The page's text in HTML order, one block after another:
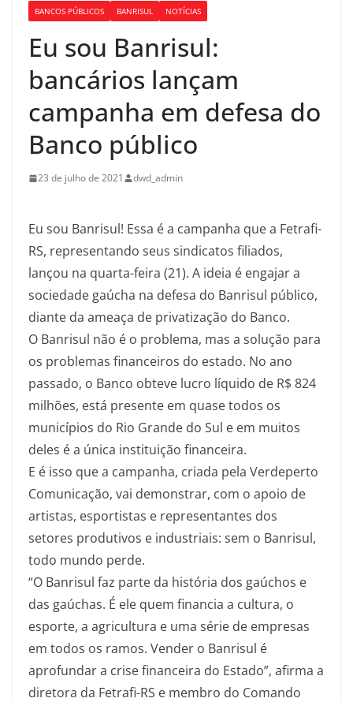
BANCOS PÚBLICOS BANRISUL NOTÍCIAS
Eu sou Banrisul:
bancários lançam
campanha em defesa do
Banco público
23 de julho de 2021 dwd_admin
Eu sou Banrisul! Essa é a campanha que a Fetrafi-
RS, representando seus sindicatos filiados,
lançou na quarta-feira (21). A ideia é engajar a
sociedade gaúcha na defesa do Banrisul público,
diante da ameaça de privatização do Banco.
O Banrisul não é o problema, mas a solução para
os problemas financeiros do estado. No ano
passado, o Banco obteve lucro líquido de R$ 824
milhões, está presente em quase todos os
municípios do Rio Grande do Sul e em muitos
deles é a única instituição financeira.
E é isso que a campanha, criada pela Verdeperto
Comunicação, vai demonstrar, com o apoio de
artistas, esportistas e representantes dos
setores produtivos e industriais: sem o Banrisul,
todo mundo perde.
“O Banrisul faz parte da história dos gaúchos e
das gaúchas. É ele quem financia a cultura, o
esporte, a agricultura e uma série de empresas
em todos os ramos. Vender o Banrisul é
aprofundar a crise financeira do Estado”, afirma a
diretora da Fetrafi-RS e membro do Comando